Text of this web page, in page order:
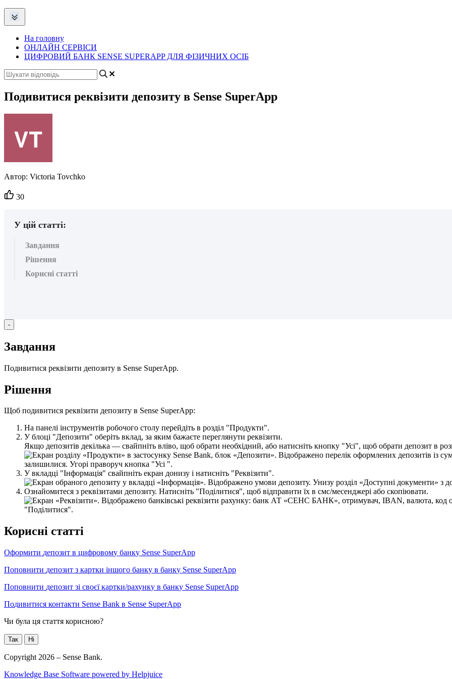
На головну
ОНЛАЙН СЕРВІСИ
ЦИФРОВИЙ БАНК SENSE SUPERAPP ДЛЯ ФІЗИЧНИХ ОСІБ
Подивитися реквізити депозиту в Sense SuperApp
Автор: Victoria Tovchko
Кількість
вподобайок:
30
У цій статті:
Завдання
Рішення
Корисні статті
-
Завдання
Подивитися реквізити депозиту в Sense SuperApp.
Рішення
Щоб подивитися реквізити депозиту в Sense SuperApp:
На панелі інструментів робочого столу перейдіть в розділ "Продукти".
У блоці "Депозити" оберіть вклад, за яким бажаєте переглянути реквізити.
Якщо депозитів декілька — свайпніть вліво, щоб обрати необхідний, або натисніть кнопку "Усі", щоб обрати депозит в роз
У вкладці "Інформація" свайпніть екран донизу і натисніть "Реквізити".
Ознайомитеся з реквізитами депозиту. Натисніть "Поділитися", щоб відправити їх в смс/месенджері або скопіювати.
Корисні статті
Оформити депозит в цифровому банку Sense SuperApp
Поповнити депозит з картки іншого банку в банку Sense SuperApp
Поповнити депозит зі своєї картки/рахунку в банку Sense SuperApp
Подивитися контакти Sense Bank в Sense SuperApp
Чи була ця стаття корисною?
Так Ні
Copyright 2026 – Sense Bank.
Knowledge Base Software powered by Helpjuice